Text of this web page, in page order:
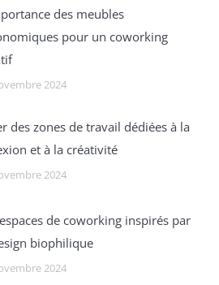
des meubles
pour un coworking
2024
des zones de travail dédiées à la
et à la créativité
2024
de coworking inspirés par
biophilique
2024